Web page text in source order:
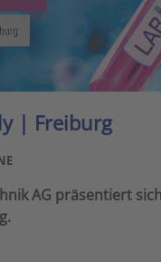
| Freiburg
AG präsentiert